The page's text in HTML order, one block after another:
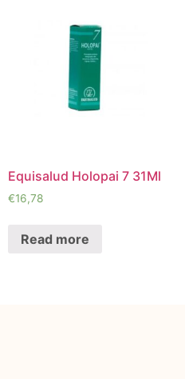
Equisalud Holopai 7 31Ml
€16,78
Read more